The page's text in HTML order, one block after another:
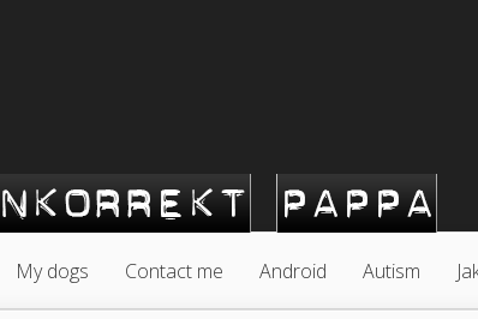
My dogs Contact me Android Autism